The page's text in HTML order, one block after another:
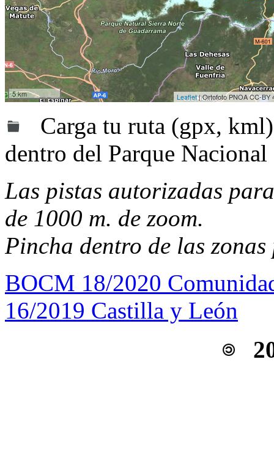
5 km Leaflet| Ortofoto PNOA CC-BY
Carga tu ruta (gpx,
dentro del Parque
Las pistas autorizadas
de 1000 m. de zoom.
Pincha dentro de las
BOCM 18/2020
16/2019 Castilla y León